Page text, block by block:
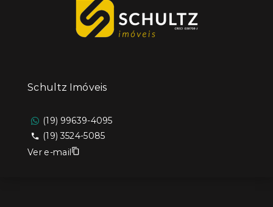
Schultz Imóveis
(19) 99639-4095
(19) 3524-5085
Ver e-mail